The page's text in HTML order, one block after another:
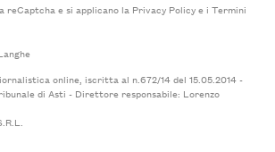
reCaptcha e si applicano la Privacy Policye i Termini
online, iscritta al n.672/14 del 15.05.2014 -
di Asti - Direttore responsabile: Lorenzo